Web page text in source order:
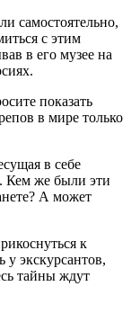
самостоятельно,
с этим
в его музее на
показать
в мире только
в себе
Кем же были эти
А может
к
у экскурсантов,
тайны ждут